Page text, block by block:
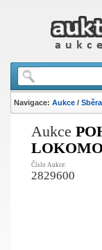
Navigace: Aukce/
Aukce
Číslo Aukce:
2829600